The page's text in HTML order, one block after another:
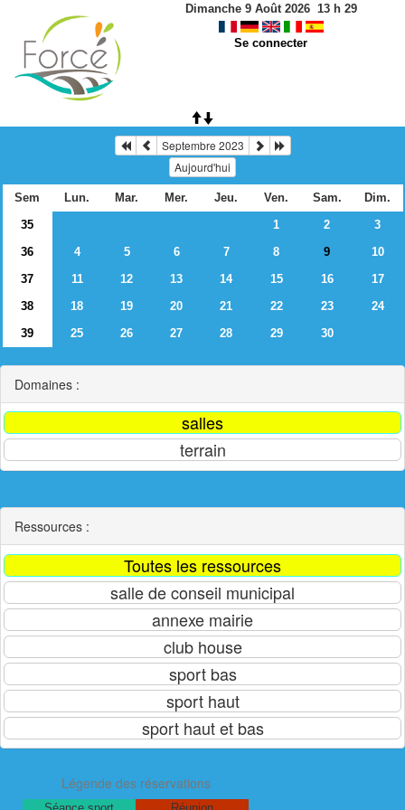
Dimanche 9 Août 2026 13h 29
Se connecter
Septembre 2023
Aujourd'hui
Sem Lun. Mar. Mer. Jeu. Ven. Sam.
Dim.
35
1 2
3
36
4 5 6 7 8 9
10
37
11 12 13 14 15 16
17
38
18 19 20 21 22 23
24
39
25 26 27 28 29 30
Domaines :
Ressources :
Légende des réservations